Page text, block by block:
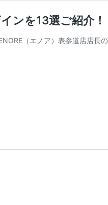
ンを13選ご紹介！
（エノア）表参道店店長